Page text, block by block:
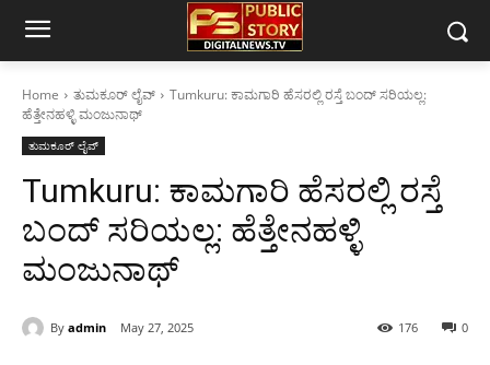
Home ತುಮಕೂರ್ ಲೈವ್
Tumkuru: ಕಾಮಗಾರಿ ಹೆಸರಲ್ಲಿ ರಸ್ತೆ ಬಂದ್ ಸರಿಯಲ್ಲ:
ಹೆತ್ತೇನಹಳ್ಳಿ ಮಂಜುನಾಥ್
ತುಮಕೂರ್ ಲೈವ್
Tumkuru: ಕಾಮಗಾರಿ ಹೆಸರಲ್ಲಿ ರಸ್ತೆ
ಬಂದ್ ಸರಿಯಲ್ಲ: ಹೆತ್ತೇನಹಳ್ಳಿ
ಮಂಜುನಾಥ್
By admin May 27, 2025 0
176